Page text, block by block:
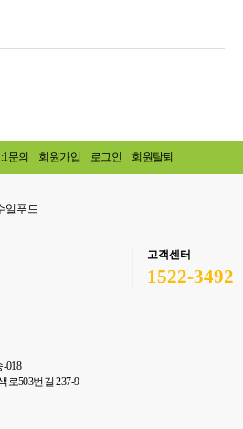
문의 회원가입 로그인 회원탈퇴
일푸드
고객센터
1522-3492
018
503번길 237-9